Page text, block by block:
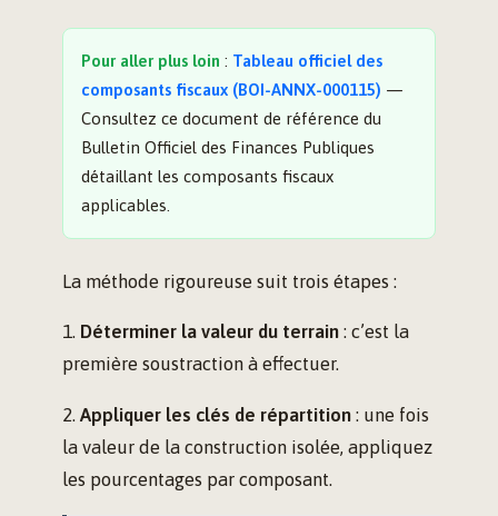
Pour aller plus loin : Tableau officiel des
composants fiscaux (BOI-ANNX-000115) —
Consultez ce document de référence du
Bulletin Officiel des Finances Publiques
détaillant les composants fiscaux
applicables.
La méthode rigoureuse suit trois étapes :
1. Déterminer la valeur du terrain : c’est la
première soustraction à effectuer.
2. Appliquer les clés de répartition : une fois
la valeur de la construction isolée, appliquez
les pourcentages par composant.